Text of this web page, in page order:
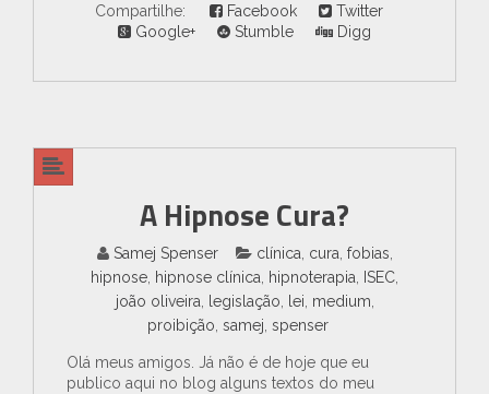
Compartilhe: Facebook
Twitter
Google+
Stumble Digg
A Hipnose Cura?
Samej Spenser clínica, cura, fobias,
hipnose, hipnose clínica, hipnoterapia, ISEC,
joão oliveira, legislação, lei, medium,
proibição, samej, spenser
Olá meus amigos. Já não é de hoje que eu
publico aqui no blog alguns textos do meu